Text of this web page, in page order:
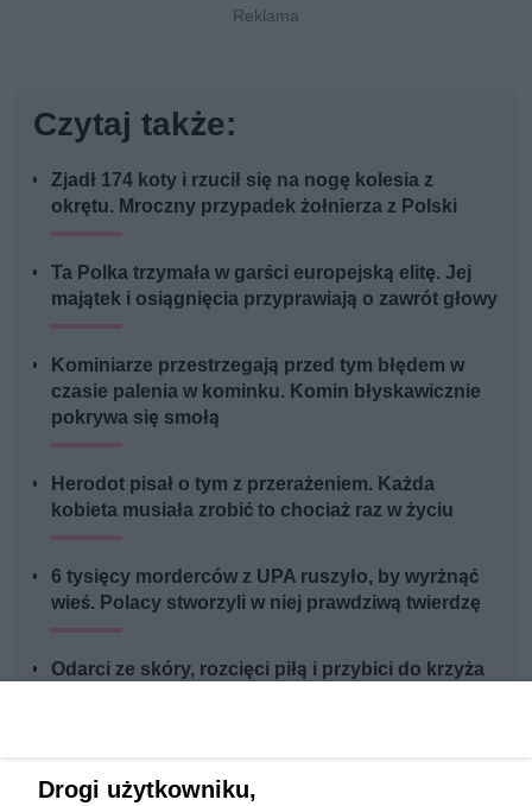
Czytaj także:
Zjadł 174 koty i rzucił się na nogę kolesia z
okrętu. Mroczny przypadek żołnierza z Polski
Ta Polka trzymała w garści europejską elitę. Jej
majątek i osiągnięcia przyprawiają o zawrót głowy
Kominiarze przestrzegają przed tym błędem w
czasie palenia w kominku. Komin błyskawicznie
pokrywa się smołą
Herodot pisał o tym z przerażeniem. Każda
kobieta musiała zrobić to chociaż raz w życiu
6 tysięcy morderców z UPA ruszyło, by wyrżnąć
wieś. Polacy stworzyli w niej prawdziwą twierdzę
Odarci ze skóry, rozcięci piłą i przybici do krzyża
Drogi użytkowniku,